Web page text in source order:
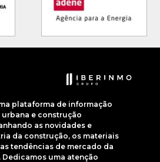
plataforma de informação
e construção
as novidades e
da construção, os materiais
tendências de mercado da
uma atenção